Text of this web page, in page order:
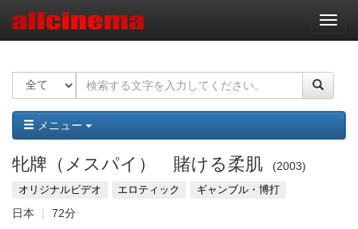
ナ
ビ
ー
ョ
ン
メニュー
牝牌（メスパイ） 賭ける柔肌 2003
オリジナルビデオ エロティック ギャンブル・博打
日本 72分